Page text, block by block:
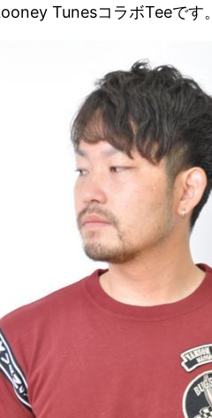
TunesコラボTeeです。